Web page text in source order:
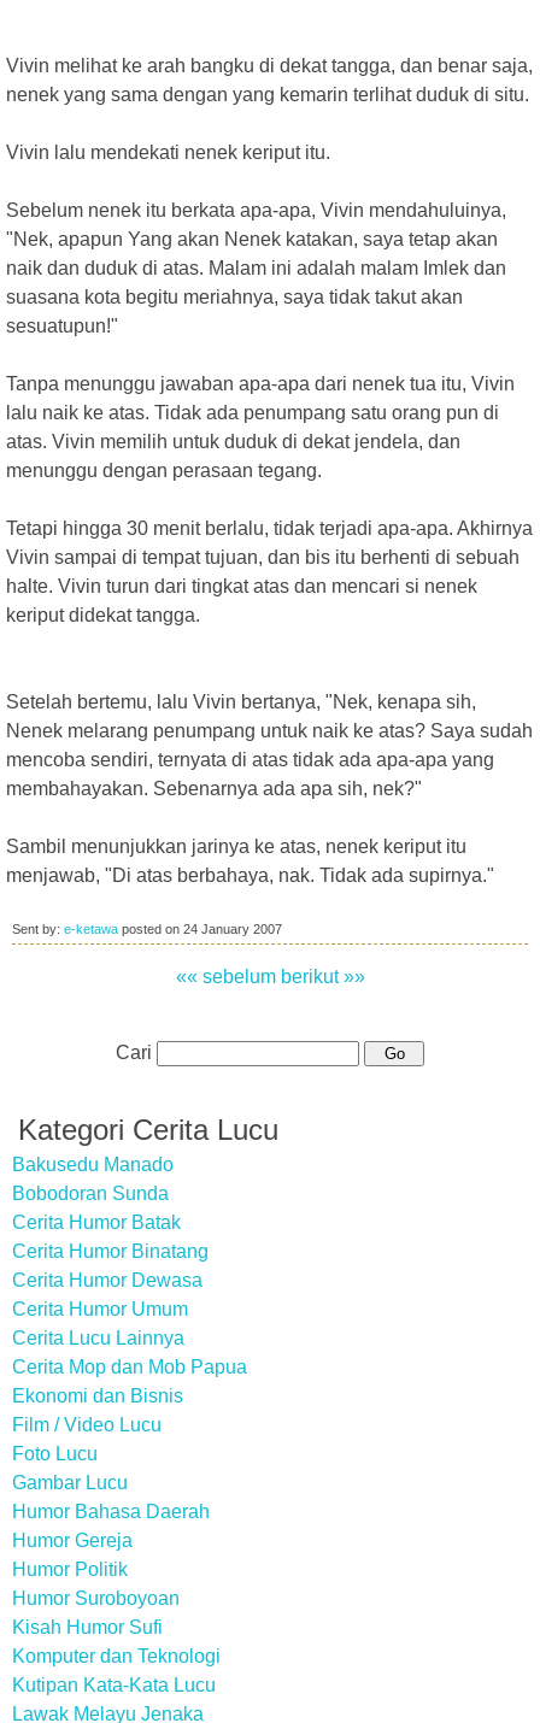
Vivin melihat ke arah bangku di dekat tangga, dan benar saja,
nenek yang sama dengan yang kemarin terlihat duduk di situ.
Vivin lalu mendekati nenek keriput itu.
Sebelum nenek itu berkata apa-apa, Vivin mendahuluinya,
"Nek, apapun Yang akan Nenek katakan, saya tetap akan
naik dan duduk di atas. Malam ini adalah malam Imlek dan
suasana kota begitu meriahnya, saya tidak takut akan
sesuatupun!"
Tanpa menunggu jawaban apa-apa dari nenek tua itu, Vivin
lalu naik ke atas. Tidak ada penumpang satu orang pun di
atas. Vivin memilih untuk duduk di dekat jendela, dan
menunggu dengan perasaan tegang.
Tetapi hingga 30 menit berlalu, tidak terjadi apa-apa. Akhirnya
Vivin sampai di tempat tujuan, dan bis itu berhenti di sebuah
halte. Vivin turun dari tingkat atas dan mencari si nenek
keriput didekat tangga.
Setelah bertemu, lalu Vivin bertanya, "Nek, kenapa sih,
Nenek melarang penumpang untuk naik ke atas? Saya sudah
mencoba sendiri, ternyata di atas tidak ada apa-apa yang
membahayakan. Sebenarnya ada apa sih, nek?"
Sambil menunjukkan jarinya ke atas, nenek keriput itu
menjawab, "Di atas berbahaya, nak. Tidak ada supirnya."
Sent by: e-ketawa posted on 24 January 2007
«« sebelum berikut »»
Cari
Kategori Cerita Lucu
Bakusedu Manado
Bobodoran Sunda
Cerita Humor Batak
Cerita Humor Binatang
Cerita Humor Dewasa
Cerita Humor Umum
Cerita Lucu Lainnya
Cerita Mop dan Mob Papua
Ekonomi dan Bisnis
Film / Video Lucu
Foto Lucu
Gambar Lucu
Humor Bahasa Daerah
Humor Gereja
Humor Politik
Humor Suroboyoan
Kisah Humor Sufi
Komputer dan Teknologi
Kutipan Kata-Kata Lucu
Lawak Melayu Jenaka